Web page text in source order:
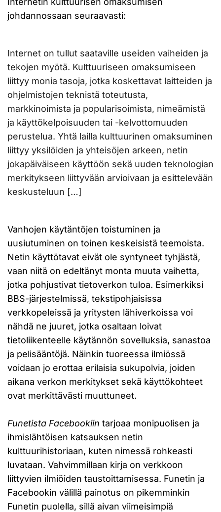
johdannossaan seuraavasti:
Internet on tullut saataville useiden vaiheiden ja
tekojen myötä. Kulttuuriseen omaksumiseen
liittyy monia tasoja, jotka koskettavat laitteiden ja
ohjelmistojen teknistä toteutusta,
markkinoimista ja popularisoimista, nimeämistä
ja käyttökelpoisuuden tai -kelvottomuuden
perustelua. Yhtä lailla kulttuurinen omaksuminen
liittyy yksilöiden ja yhteisöjen arkeen, netin
jokapäiväiseen käyttöön sekä uuden teknologian
merkitykseen liittyvään arvioivaan ja esittelevään
keskusteluun […]
Vanhojen käytäntöjen toistuminen ja
uusiutuminen on toinen keskeisistä teemoista.
Netin käyttötavat eivät ole syntyneet tyhjästä,
vaan niitä on edeltänyt monta muuta vaihetta,
jotka pohjustivat tietoverkon tuloa. Esimerkiksi
BBS-järjestelmissä, tekstipohjaisissa
verkkopeleissä ja yritysten lähiverkoissa voi
nähdä ne juuret, jotka osaltaan loivat
tietoliikenteelle käytännön sovelluksia, sanastoa
ja pelisääntöjä. Näinkin tuoreessa ilmiössä
voidaan jo erottaa erilaisia sukupolvia, joiden
aikana verkon merkitykset sekä käyttökohteet
ovat merkittävästi muuttuneet.
Funetista Facebookiin tarjoaa monipuolisen ja
ihmislähtöisen katsauksen netin
kulttuurihistoriaan, kuten nimessä rohkeasti
luvataan. Vahvimmillaan kirja on verkkoon
liittyvien ilmiöiden taustoittamisessa. Funetin ja
Facebookin välillä painotus on pikemminkin
Funetin puolella, sillä aivan viimeisimpiä